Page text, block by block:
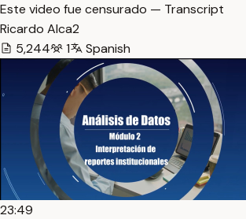
Este video fue censurado — Transcript
Ricardo Alca2
5,244
1 Spanish
23:49